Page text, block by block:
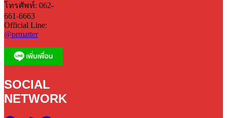
โทรศัพท์: 062-
661-6663
Official Line:
@prmatter
SOCIAL
NETWORK